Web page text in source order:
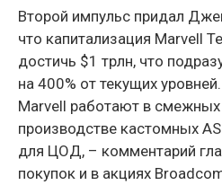
Второй импульс придал
что капитализация Marvell
достичь $1 трлн, что
на 400% от текущих
Marvell работают в смежных
производстве кастомных
для ЦОД, – комментарий
покупок и в акциях